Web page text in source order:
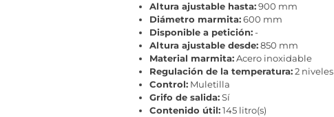
Altura ajustable hasta:900 mm
Diámetro marmita:600 mm
Disponible a petición:-
Altura ajustable desde:850 mm
Material marmita:Acero inoxidable
Regulación de la temperatura:2 niveles
Control: Muletilla
Grifo de salida:Sí
Contenido útil:145 litro(s)